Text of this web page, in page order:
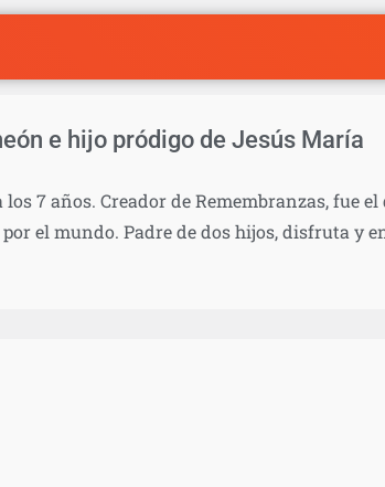
e hijo pródigo de Jesús María
7 años. Creador de Remembranzas, fue
el mundo. Padre de dos hijos, disfruta y